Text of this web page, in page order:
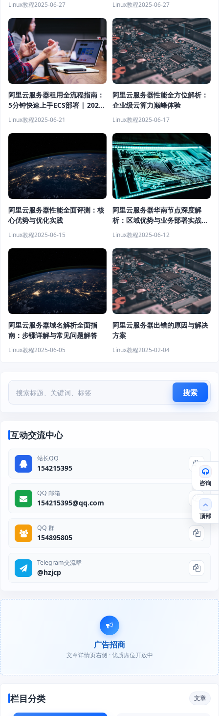
Linux教程2025-06-27 Linux教程2025-06-27
阿里云服务器租用全流程指南：
5分钟快速上手ECS部署 | 2024
最新教程
Linux教程2025-06-21
阿里云服务器性能全方位解析：
企业级云算力巅峰体验
Linux教程2025-06-17
阿里云服务器性能全面评测：核
心优势与优化实践
Linux教程2025-06-15
阿里云服务器华南节点深度解
析：区域优势与业务部署实战指
南
Linux教程2025-06-12
阿里云服务器域名解析全面指
南：步骤详解与常见问题解答
Linux教程2025-06-05
阿里云服务器出错的原因与解决
方案
Linux教程2025-02-04
搜索
互动交流中心
站长QQ
154215395
QQ 邮箱
154215395@qq.com
QQ 群
154895805
Telegram交流群
@hzjcp
广告招商
文章详情页右侧 · 优质席位开放中
栏目分类 文章
咨询
顶部